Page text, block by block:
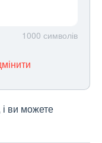
1000 символів
і ви можете